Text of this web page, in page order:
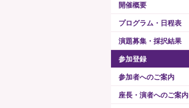
開催概要
プログラム・日程表
演題募集・採択結果
参加登録
参加者へのご案内
座長・演者へのご案内